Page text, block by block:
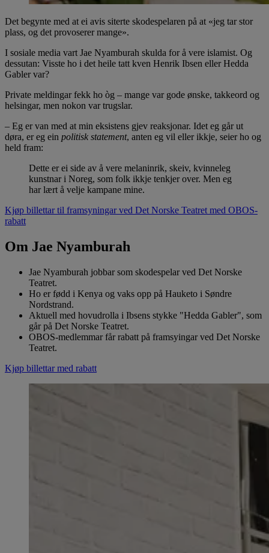
Det begynte med at ei avis siterte skodespelaren på at «jeg tar stor
plass, og det provoserer mange».
I sosiale media vart Jae Nyamburah skulda for å vere islamist. Og
dessutan: Visste ho i det heile tatt kven Henrik Ibsen eller Hedda
Gabler var?
Private meldingar fekk ho òg – mange var gode ønske, takkeord og
helsingar, men nokon var trugslar.
– Eg er van med at min eksistens gjev reaksjonar. Idet eg går ut
døra, er eg ein politisk statement, anten eg vil eller ikkje, seier ho og
held fram:
Dette er ei side av å vere melaninrik, skeiv, kvinneleg
kunstnar i Noreg, som folk ikkje tenkjer over. Men eg
har lært å velje kampane mine.
Kjøp billettar til framsyningar ved Det Norske Teatret med OBOS-
rabatt
Om Jae Nyamburah
Jae Nyamburah jobbar som skodespelar ved Det Norske
Teatret.
Ho er fødd i Kenya og vaks opp på Hauketo i Søndre
Nordstrand.
Aktuell med hovudrolla i Ibsens stykke "Hedda Gabler", som
går på Det Norske Teatret.
OBOS-medlemmar får rabatt på framsyingar ved Det Norske
Teatret.
Kjøp billettar med rabatt